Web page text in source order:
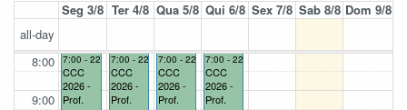
Seg 3/8 Ter 4/8 Qua 5/8 Qui 6/8 Sex 7/8 Sab 8/8 Dom 9/8
all-day
7:00 - 22:00
CCC
2026 -
Prof.
7:00 - 22:00
CCC
2026 -
Prof.
7:00 - 22:00
CCC
2026 -
Prof.
7:00 - 22:00
CCC
2026 -
Prof.
8:00
9:00